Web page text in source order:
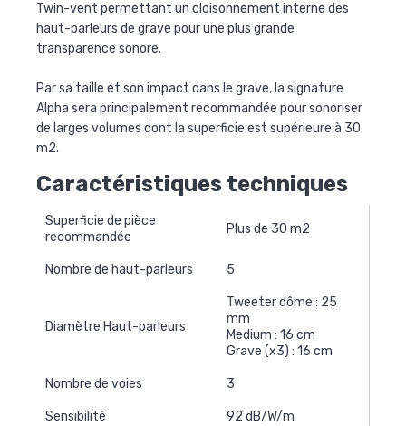
Twin-vent permettant un cloisonnement interne des
haut-parleurs de grave pour une plus grande
transparence sonore.
Par sa taille et son impact dans le grave, la signature
Alpha sera principalement recommandée pour sonoriser
de larges volumes dont la superficie est supérieure à 30
m2.
Caractéristiques techniques
Superficie de pièce
recommandée
Plus de 30 m2
Nombre de haut-parleurs 5
Diamètre Haut-parleurs
Tweeter dôme : 25
mm
Medium : 16 cm
Grave (x3) : 16 cm
Nombre de voies 3
Sensibilité 92 dB/W/m